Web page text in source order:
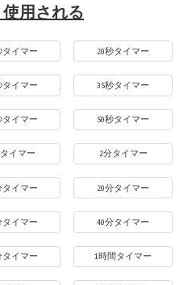
用される
タイマー 20秒タイマー
タイマー 35秒タイマー
タイマー 50秒タイマー
イマー 2分タイマー
タイマー 20分タイマー
タイマー 40分タイマー
タイマー 1時間タイマー